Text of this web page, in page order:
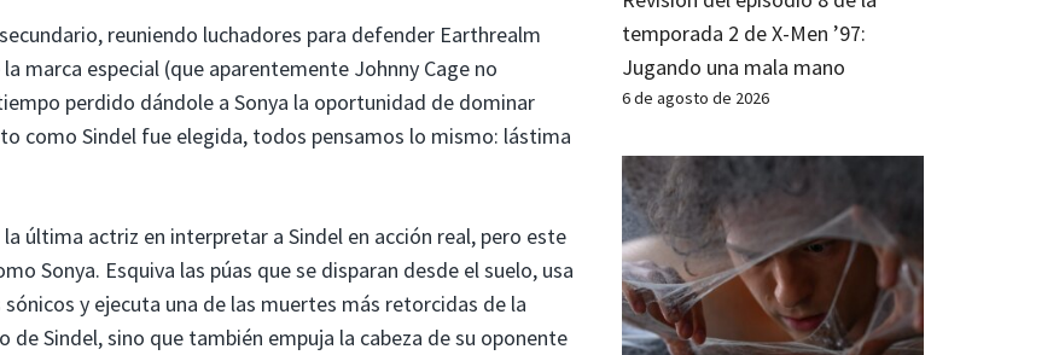
reuniendo luchadores para defender Earthrealm
marca especial (que aparentemente Johnny Cage no
perdido dándole a Sonya la oportunidad de dominar
como Sindel fue elegida, todos pensamos lo mismo: lástima
última actriz en interpretar a Sindel en acción real, pero este
Sonya. Esquiva las púas que se disparan desde el suelo, usa
y ejecuta una de las muertes más retorcidas de la
de Sindel, sino que también empuja la cabeza de su oponente
temporada 2 de X-Men ’97:
Jugando una mala mano
6 de agosto de 2026